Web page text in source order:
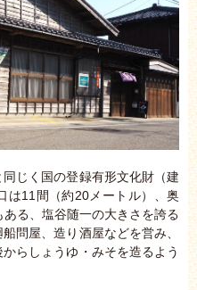
じく国の登録有形文化財（建
は11間（約20メートル）、奥
る、塩谷随一の大きさを誇る
問屋、造り酒屋などを営み、
らしょうゆ・みそを造るよう